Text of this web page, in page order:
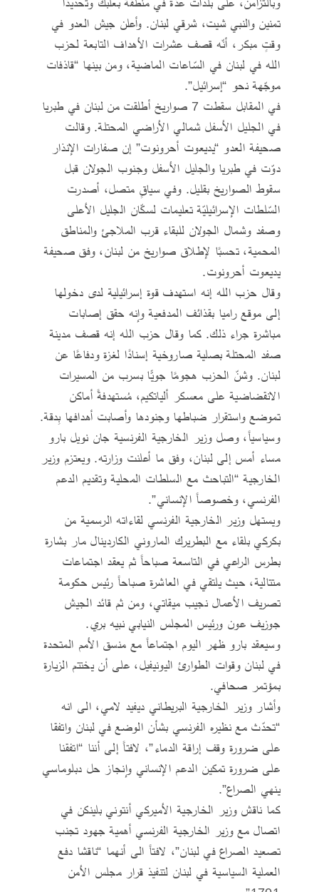
تمنين والنبي شيت، شرقي لبنان. وأعلن جيش العدو في
وقتٍ مبكر، أنّه قصف عشرات الأهداف التابعة لحزب
الله في لبنان في السّاعات الماضية، ومن بينها “قاذفات
موجّهة نحو “إسرائيل”.
في المقابل سقطت 7 صواريخ أطلقت من لبنان في طبريا
في الجليل الأسفل شمالي الأراضي المحتلة. وقالت
صحيفة العدو “يديعوت أحرونوت” إن صفارات الإنذار
دوّت في طبريا والجليل الأسفل وجنوب الجولان قبل
سقوط الصواريخ بقليل. وفي سياقٍ متصل، أصدرت
السّلطات الإسرائيليّة تعليمات لسكّان الجليل الأعلى
وصفد وشمال الجولان للبقاء قرب الملاجئ والمناطق
المحمية، تحسبًا لإطلاق صواريخ من لبنان، وفق صحيفة
يديعوت أحرونوت.
وقال حزب الله إنه استهدف قوة إسرائيلية لدى دخولها
إلى موقع راميا بقذائف المدفعية وإنه حقق إصابات
مباشرة جراء ذلك. كما وقال حزب الله إنه قصف مدينة
صفد المحتلة بصلية صاروخية إسنادًا لغزة ودفاعًا عن
لبنان. وشنّ الحزب هجومًا جويًّا بسرب من ‏المسيرات
الانقضاضية على معسكر ألياتكيم، مُستهدفةً ‏أماكن
تموضع واستقرار ضباطها وجنودها وأصابت أهدافها بِدقة.
وسياسياً، وصل وزير الخارجية الفرنسية جان نويل بارو
مساء أمس إلى لبنان، وفق ما أعلنت وزارته. ويعتزم وزير
الخارجية “التباحث مع السلطات المحلية وتقديم الدعم
الفرنسي، وخصوصاً الإنساني”.
ويستهل وزير الخارجية الفرنسي لقاءاته الرسمية من
بكركي بلقاء مع البطريرك الماروني الكاردينال مار بشارة
بطرس الراعي في التاسعة صباحاً ثم يعقد اجتماعات
متتالية، حيث يلتقي في العاشرة صباحاً رئيس حكومة
تصريف الأعمال نجيب ميقاتي، ومن ثم قائد الجيش
جوزيف عون ورئيس المجلس النيابي نبيه بري.
وسيعقد بارو ظهر اليوم اجتماعاً مع منسق الأمم المتحدة
في لبنان وقوات الطوارئ اليونيفيل، على أن يختتم الزيارة
بمؤتمر صحافي.
وأشار وزير الخارجية البريطاني ديفيد لامي، الى انه
“تحدّث مع نظيره الفرنسي بشأن الوضع في لبنان واتفقا
على ضرورة وقف إراقة الدماء”، لافتاً إلى أننا “اتفقنا
على ضرورة تمكين الدعم الإنساني وإنجاز حل دبلوماسي
ينهي الصراع”.
كما ناقش وزير الخارجية الأميركي أنتوني بلينكن في
اتصال مع وزير الخارجية الفرنسي أهمية جهود تجنب
تصعيد الصراع في لبنان”، لافتاً الى أنهما “ناقشا دفع
العملية السياسية في لبنان لتنفيذ قرار مجلس الأمن